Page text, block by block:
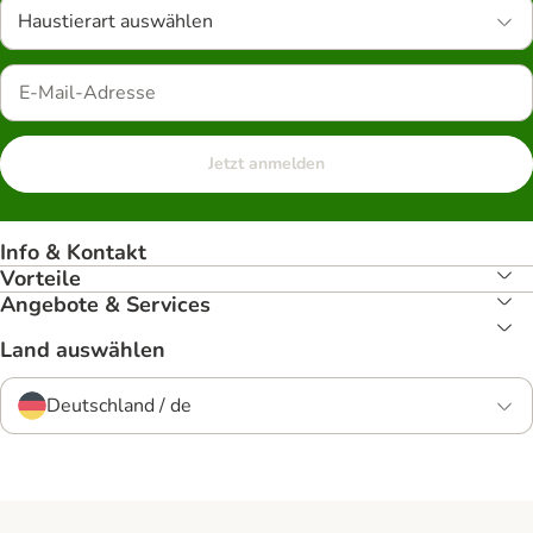
Haustierart auswählen
Jetzt anmelden
Info & Kontakt
Vorteile
Angebote & Services
Land auswählen
Deutschland / de